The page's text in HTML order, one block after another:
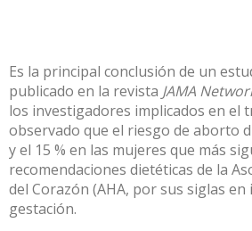
Es la principal conclusión de un
publicado en la revista JAMA
los investigadores implicados en el
observado que el riesgo de aborto
y el 15 % en las mujeres que más
recomendaciones dietéticas de la
del Corazón (AHA, por sus siglas en
gestación.